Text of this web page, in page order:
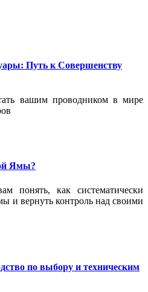
Путь к Совершенству
вашим проводником в мире
Ямы?
понять, как систематически
и вернуть контроль над своими
по выбору и техническим